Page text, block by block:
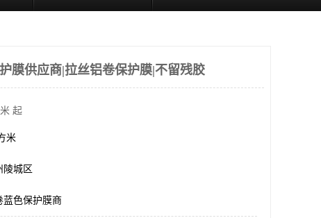
膜供应商|拉丝铝卷保护膜|不留残胶
起
米
陵城区
蓝色保护膜商